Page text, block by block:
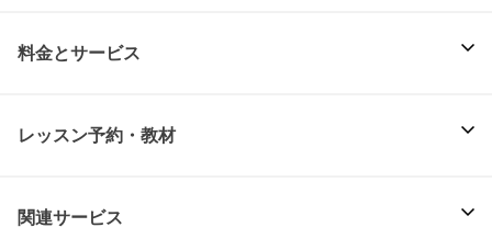
料金とサービス
レッスン予約・教材
関連サービス